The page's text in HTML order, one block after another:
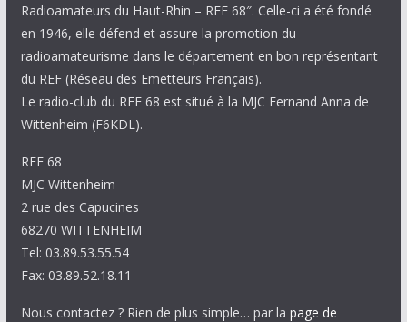
Radioamateurs du Haut-Rhin – REF 68″. Celle-ci a été fondé
en 1946, elle défend et assure la promotion du
radioamateurisme dans le département en bon représentant
du REF (Réseau des Emetteurs Français).
Le radio-club du REF 68 est situé à la MJC Fernand Anna de
Wittenheim (F6KDL).
REF 68
MJC Wittenheim
2 rue des Capucines
68270 WITTENHEIM
Tel: 03.89.53.55.54
Fax: 03.89.52.18.11
Nous contactez ? Rien de plus simple… par la page de